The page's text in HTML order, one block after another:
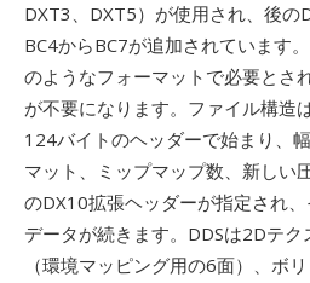
DXT3、DXT5）が使用され、後の
BC4からBC7が追加されています
のようなフォーマットで必要とさ
が不要になります。ファイル構造
124バイトのヘッダーで始まり、
マット、ミップマップ数、新しい
のDX10拡張ヘッダーが指定され
データが続きます。DDSは2Dテ
（環境マッピング用の6面）、ボ